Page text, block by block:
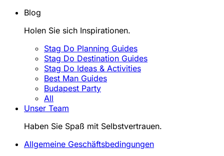
Blog
Holen Sie sich Inspirationen.
Stag Do Planning Guides
Stag Do Destination Guides
Stag Do Ideas & Activities
Best Man Guides
Budapest Party
All
Unser Team
Haben Sie Spaß mit Selbstvertrauen.
Allgemeine Geschäftsbedingungen